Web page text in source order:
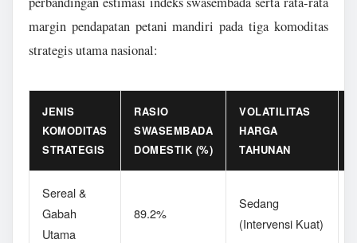
margin pendapatan petani mandiri pada tiga komoditas
strategis utama nasional:
JENIS
KOMODITAS
STRATEGIS
RASIO
SWASEMBADA
DOMESTIK (%)
VOLATILITAS
HARGA
TAHUNAN
Sereal &
Gabah
Utama
89.2%
Sedang
(Intervensi Kuat)